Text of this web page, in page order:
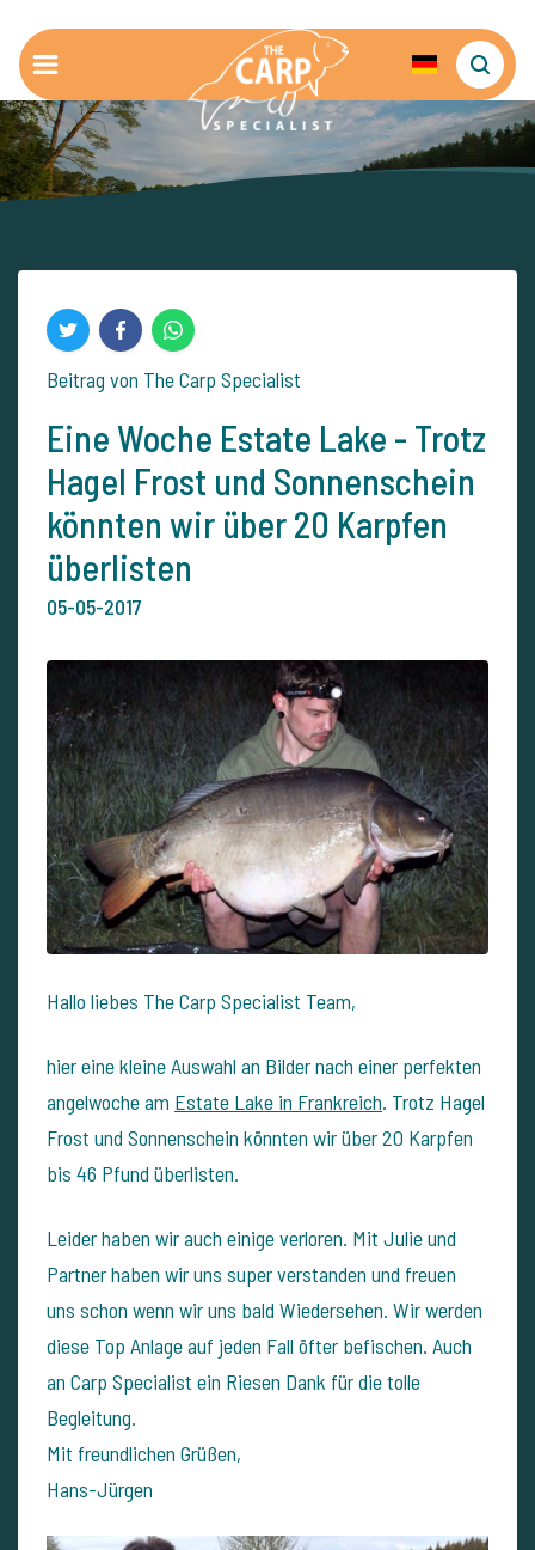
Beitrag von The Carp Specialist
Eine Woche Estate Lake - Trotz
Hagel Frost und Sonnenschein
könnten wir über 20 Karpfen
überlisten
05-05-2017
Hallo liebes The Carp Specialist Team,
hier eine kleine Auswahl an Bilder nach einer perfekten
angelwoche am Estate Lake in Frankreich. Trotz Hagel
Frost und Sonnenschein könnten wir über 20 Karpfen
bis 46 Pfund überlisten.
Leider haben wir auch einige verloren. Mit Julie und
Partner haben wir uns super verstanden und freuen
uns schon wenn wir uns bald Wiedersehen. Wir werden
diese Top Anlage auf jeden Fall öfter befischen. Auch
an Carp Specialist ein Riesen Dank für die tolle
Begleitung.
Mit freundlichen Grüßen,
Hans-Jürgen